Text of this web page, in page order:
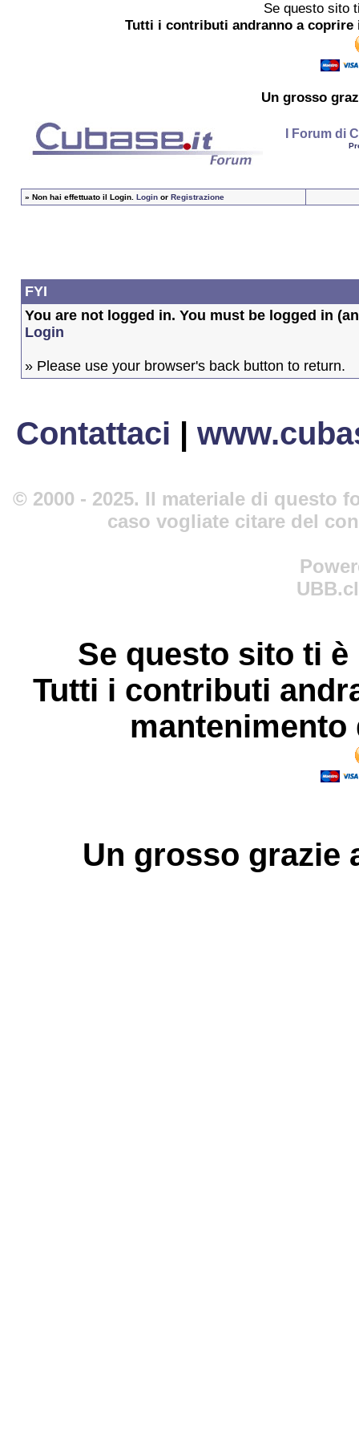
Se questo sito
Tutti i contributi andranno a
Un grosso
I Forum di
» Non hai effettuato il Login. Loginor Registrazione
FYI
You are not logged in. You must be logged in
Login
» Please use your browser's back button to return.
Contattaci |
© 2000 - 2025. Il materiale di questo
caso vogliate citare del
Se questo sito ti
Tutti i contributi
Un grosso grazie